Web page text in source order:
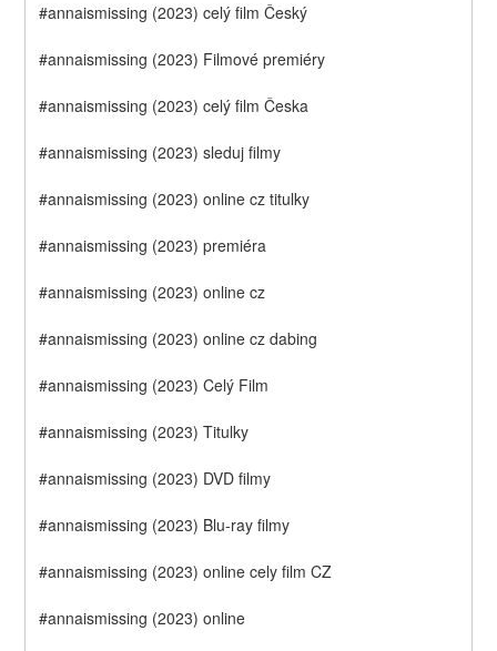
#annaismissing (2023) celý film Český
#annaismissing (2023) Filmové premiéry
#annaismissing (2023) celý film Česka
#annaismissing (2023) sleduj filmy
#annaismissing (2023) online cz titulky
#annaismissing (2023) premiéra
#annaismissing (2023) online cz
#annaismissing (2023) online cz dabing
#annaismissing (2023) Celý Film
#annaismissing (2023) Titulky
#annaismissing (2023) DVD filmy
#annaismissing (2023) Blu-ray filmy
#annaismissing (2023) online cely film CZ
#annaismissing (2023) online